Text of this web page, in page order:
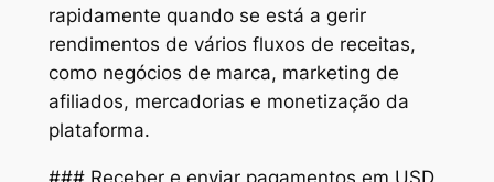
rapidamente quando se está a gerir
rendimentos de vários fluxos de receitas,
como negócios de marca, marketing de
afiliados, mercadorias e monetização da
plataforma.